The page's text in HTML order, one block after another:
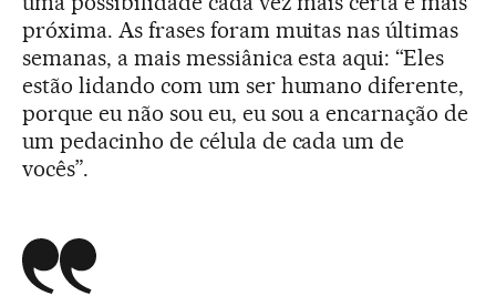
próxima. As frases foram muitas nas últimas
semanas, a mais messiânica esta aqui: “Eles
estão lidando com um ser humano diferente,
porque eu não sou eu, eu sou a encarnação de
um pedacinho de célula de cada um de
vocês”.